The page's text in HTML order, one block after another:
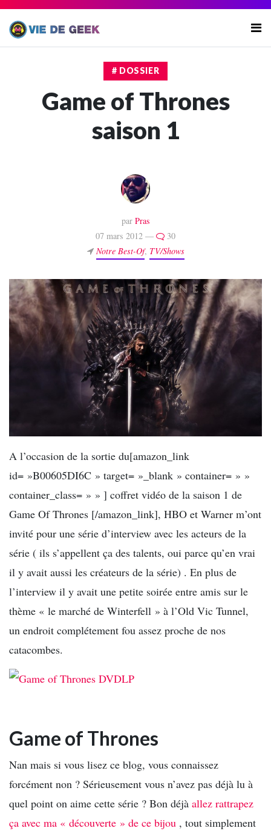
# DOSSIER
Game of Thrones
saison 1
par Pras
07 mars 2012 —
30
Notre Best-Of, TV/Shows
A l’occasion de la sortie du[amazon_link
id= »B00605DI6C » target= »_blank » container= » »
container_class= » » ] coffret vidéo de la saison 1 de
Game Of Thrones [/amazon_link], HBO et Warner m’ont
invité pour une série d’interview avec les acteurs de la
série ( ils s’appellent ça des talents, oui parce qu’en vrai
il y avait aussi les créateurs de la série) . En plus de
l’interview il y avait une petite soirée entre amis sur le
thème « le marché de Winterfell » à l’Old Vic Tunnel,
un endroit complétement fou assez proche de nos
catacombes.
Game of Thrones
Nan mais si vous lisez ce blog, vous connaissez
forcément non ? Sérieusement vous n’avez pas déjà lu à
quel point on aime cette série ? Bon déjà allez rattrapez
ça avec ma « découverte » de ce bijou , tout simplement